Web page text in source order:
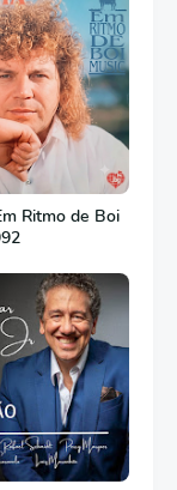
Ritmo de Boi